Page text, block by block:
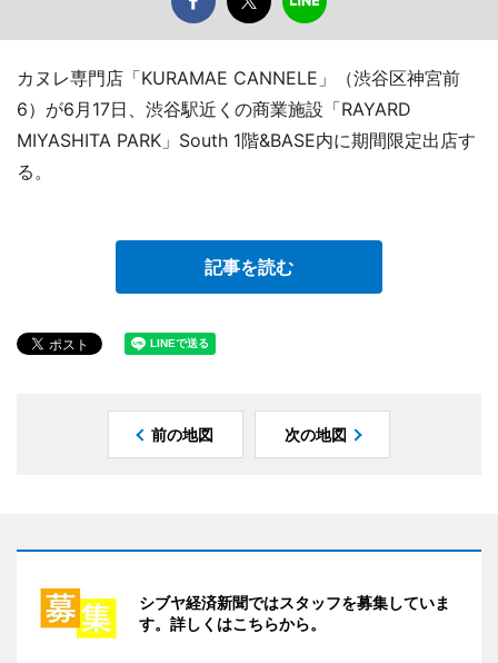
カヌレ専門店「KURAMAE CANNELE」（渋谷区神宮前
6）が6月17日、渋谷駅近くの商業施設「RAYARD
MIYASHITA PARK」South 1階&BASE内に期間限定出店す
る。
記事を読む
前の地図 次の地図
シブヤ経済新聞ではスタッフを募集していま
す。詳しくはこちらから。